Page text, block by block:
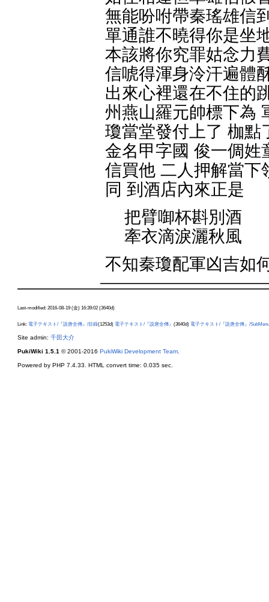
無能吩咐帶秦瑤雄信
單通誰不曉得你是坐
本該將你究罪姑念力
信唬得渾身泠汗遍體
出來心裡還在不住的
州燕山羅元帥標下為
瓊當堂發付上了 枷點
金名甲字國 俊一倜姓
信買他 二人押解當下
同 到酒店內來正是
把臂啣杯斟別酒
牽衣滴淚灑秋風
不知秦瓊配軍凶吉如
Last-modified: 2016-08-19 (金) 16:39:02 (3640d)
Link: 電子テキスト/『說唐全傳』/目錄(1253d) 電子テキスト/『說唐全傳』 (3640d) 電子テキスト/『說唐全傳』/SubMenu
Site admin: 千田大介
PukiWiki 1.5.1 © 2001-2016 PukiWiki Development Team
Powered by PHP 7.4.33. HTML convert time: 0.035 sec.